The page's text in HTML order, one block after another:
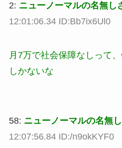
2: ニューノーマルの名無し
12:01:06.34 ID:Bb7ix6Ul0
月7万で社会保障なしって
しかないな
58: ニューノーマルの名無
12:07:56.84 ID:/n9okKYF0